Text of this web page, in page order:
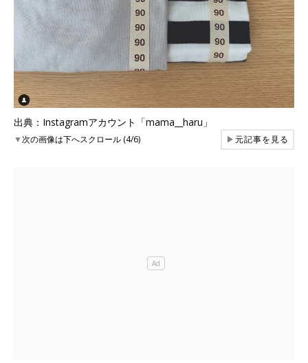
出典：Instagramアカウント「mama__haru」
▼次の画像は下へスクロール (4/6) ▶元記事を見る